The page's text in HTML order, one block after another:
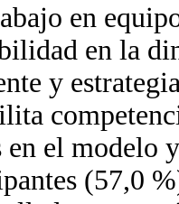
en
en la
y
el modelo
(57,0